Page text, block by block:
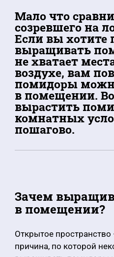
Мало что
созревшего на
Если вы хотите
выращивать
не хватает
воздухе, вам
помидоры
в помещении.
вырастить
комнатных
пошагово.
Зачем
в помещении?
Открытое
причина, по которой